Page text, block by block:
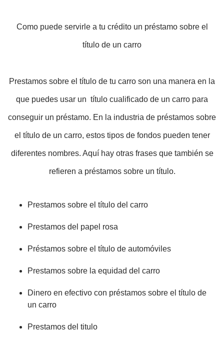
Como puede servirle a tu crédito un préstamo sobre el
título de un carro
Prestamos sobre el título de tu carro son una manera en la
que puedes usar un título cualificado de un carro para
conseguir un préstamo. En la industria de préstamos sobre
el título de un carro, estos tipos de fondos pueden tener
diferentes nombres. Aquí hay otras frases que también se
refieren a préstamos sobre un título.
Prestamos sobre el título del carro
Prestamos del papel rosa
Préstamos sobre el título de automóviles
Prestamos sobre la equidad del carro
Dinero en efectivo con préstamos sobre el título de
un carro
Prestamos del titulo